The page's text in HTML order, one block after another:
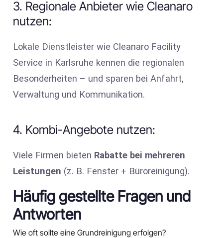
3. Regionale Anbieter wie Cleanaro
nutzen:
Lokale Dienstleister wie Cleanaro Facility
Service in Karlsruhe kennen die regionalen
Besonderheiten – und sparen bei Anfahrt,
Verwaltung und Kommunikation.
4. Kombi-Angebote nutzen:
Viele Firmen bieten Rabatte bei mehreren
Leistungen (z. B. Fenster + Büroreinigung).
Häufig gestellte Fragen und
Antworten
Wie oft sollte eine Grundreinigung erfolgen?